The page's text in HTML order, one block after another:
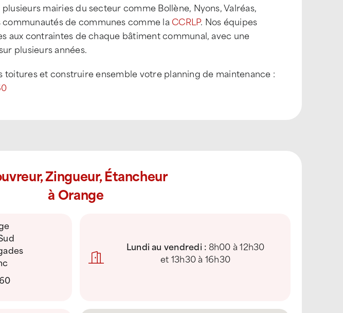
mairies du secteur comme Bollène, Nyons, Valréas,
de communes comme laCCRLP. Nos équipes
aux contraintes de chaque bâtiment communal, avec une
plusieurs années.
toitures et construire ensemble votre planning de maintenance :
Zingueur, Étancheur
à Orange
Lundi au vendredi : 8h00 à 12h30
et 13h30 à 16h30